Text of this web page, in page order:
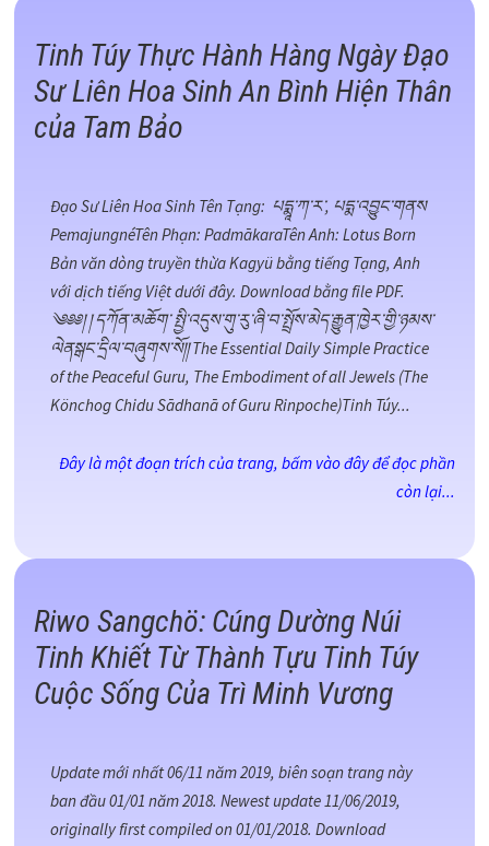
Tinh Túy Thực Hành Hàng Ngày Đạo
Sư Liên Hoa Sinh An Bình Hiện Thân
của Tam Bảo
Đạo Sư Liên Hoa Sinh Tên Tạng: པདྨཱ་ཀ་ར་, པདྨ་འབྱུང་གནས
Pemajungné​Tên Phạn: PadmākaraTên Anh: Lotus Born
Bản văn dòng truyền thừa Kagyü bằng tiếng Tạng, Anh
với dịch tiếng Việt dưới đây. Download bằng file PDF.
༄༅༅། ། དཀོན་མཆོག་ སྤྱི་འདུས་གུ་རུ་ཞི་བ་སྤྲོས་མེད་རྒྱུན་ཁྱེར་གྱི་ཉམས་
ལེནསྒང་དྲིལ་བཞུགས་སོ།། The Essential Daily Simple Practice
of the Peaceful Guru, The Embodiment of all Jewels (The
Könchog Chidu Sādhanā of Guru Rinpoche)Tinh Túy...
Đây là một đoạn trích của trang, bấm vào đây để đọc phần
còn lại...
Riwo Sangchö: Cúng Dường Núi
Tinh Khiết Từ Thành Tựu Tinh Túy
Cuộc Sống Của Trì Minh Vương
Update mới nhất 06/11 năm 2019, biên soạn trang này
ban đầu 01/01 năm 2018. Newest update 11/06/2019,
originally first compiled on 01/01/2018. Download